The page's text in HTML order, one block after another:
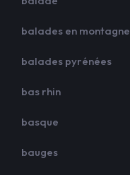
balades en montagne
balades pyrénées
bas rhin
basque
bauges